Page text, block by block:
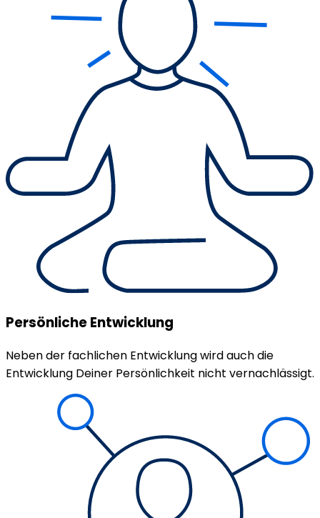
Persönliche Entwicklung
Neben der fachlichen Entwicklung wird auch die
Entwicklung Deiner Persönlichkeit nicht vernachlässigt.